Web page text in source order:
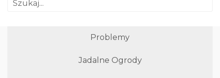
Problemy
Jadalne Ogrody